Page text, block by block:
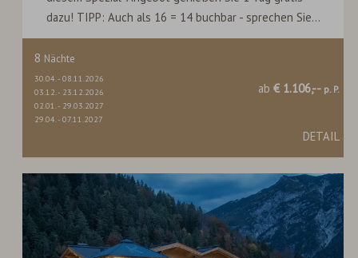
dazu! TIPP: Auch als 16 = 14 buchbar - sprechen Sie...
8 Nächte
30.04. -08.11.2026
03.12. - 23.12.2026
02.01. - 29.03.2027
29.04. -07.11.2027
ab € 1.106,-- p. P.
DETAIL